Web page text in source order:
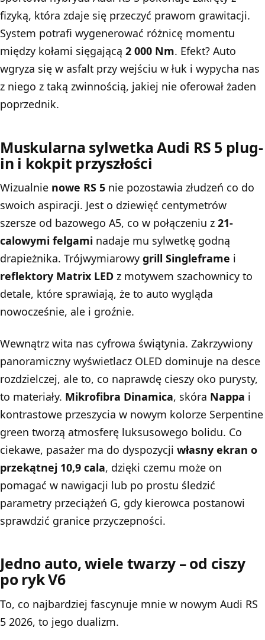
fizyką, która zdaje się przeczyć prawom grawitacji.
System potrafi wygenerować różnicę momentu
między kołami sięgającą 2 000 Nm. Efekt? Auto
wgryza się w asfalt przy wejściu w łuk i wypycha nas
z niego z taką zwinnością, jakiej nie oferował żaden
poprzednik.
Muskularna sylwetka Audi RS 5 plug-
in i kokpit przyszłości
Wizualnie nowe RS 5 nie pozostawia złudzeń co do
swoich aspiracji. Jest o dziewięć centymetrów
szersze od bazowego A5, co w połączeniu z 21-
calowymi felgami nadaje mu sylwetkę godną
drapieżnika. Trójwymiarowy grill Singleframe i
reflektory Matrix LED z motywem szachownicy to
detale, które sprawiają, że to auto wygląda
nowocześnie, ale i groźnie.
Wewnątrz wita nas cyfrowa świątynia. Zakrzywiony
panoramiczny wyświetlacz OLED dominuje na desce
rozdzielczej, ale to, co naprawdę cieszy oko purysty,
to materiały. Mikrofibra Dinamica, skóra Nappa i
kontrastowe przeszycia w nowym kolorze Serpentine
green tworzą atmosferę luksusowego bolidu. Co
ciekawe, pasażer ma do dyspozycji własny ekran o
przekątnej 10,9 cala, dzięki czemu może on
pomagać w nawigacji lub po prostu śledzić
parametry przeciążeń G, gdy kierowca postanowi
sprawdzić granice przyczepności.
Jedno auto, wiele twarzy – od ciszy
po ryk V6
To, co najbardziej fascynuje mnie w nowym Audi RS
5 2026, to jego dualizm.